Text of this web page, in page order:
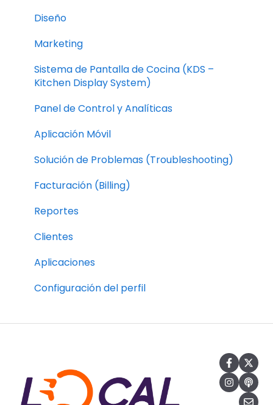
Dashboard and Analytics
Mobile Application
Troubleshooting
Diseño
Marketing
Sistema de Pantalla de Cocina (KDS –
Kitchen Display System)
Panel de Control y Analíticas
Aplicación Móvil
Solución de Problemas (Troubleshooting)
Facturación (Billing)
Reportes
Clientes
Aplicaciones
Configuración del perfil